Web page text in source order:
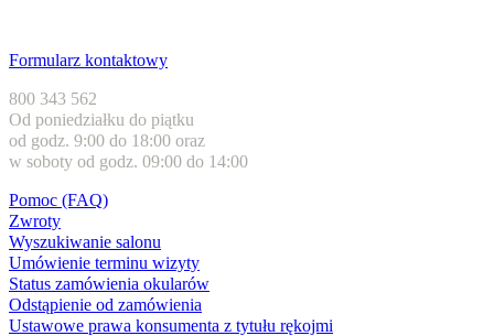
Formularz kontaktowy
800 343 562
Od poniedziałku do piątku
od godz. 9:00 do 18:00 oraz
w soboty od godz. 09:00 do 14:00
Pomoc (FAQ)
Zwroty
Wyszukiwanie salonu
Umówienie terminu wizyty
Status zamówienia okularów
Odstąpienie od zamówienia
Ustawowe prawa konsumenta z tytułu rękojmi